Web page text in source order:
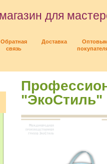
для
Обратная
связь
Доставка
"ЭкоСтиль"